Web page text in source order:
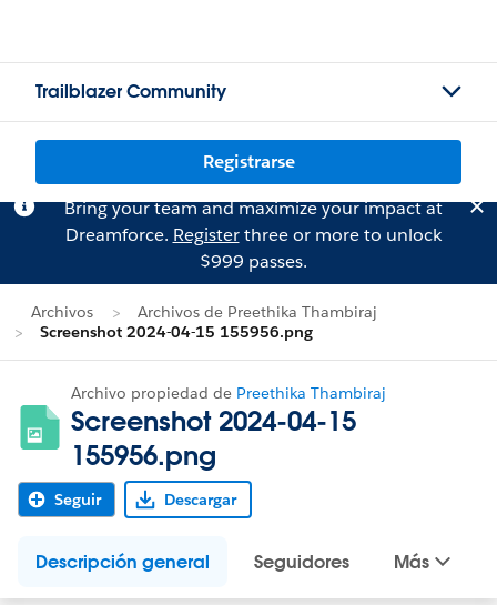
Trailblazer Community
Registrarse
Bring your team and maximize your impact at
Dreamforce. Registerthree or more to unlock
$999 passes.
Archivos
Archivos de Preethika Thambiraj
Screenshot 2024-04-15 155956.png
Archivo propiedad de Preethika Thambiraj
Screenshot 2024-04-15
155956.png
Seguir Descargar
Descripción general Seguidores Más